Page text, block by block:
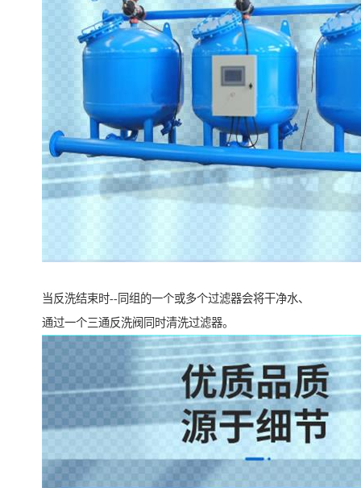
当反洗结束时--同组的一个或多个过滤器会将干净水、
通过一个三通反洗阀同时清洗过滤器。